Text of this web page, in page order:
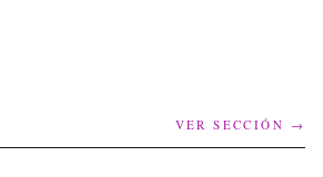
VER SECCIÓN →